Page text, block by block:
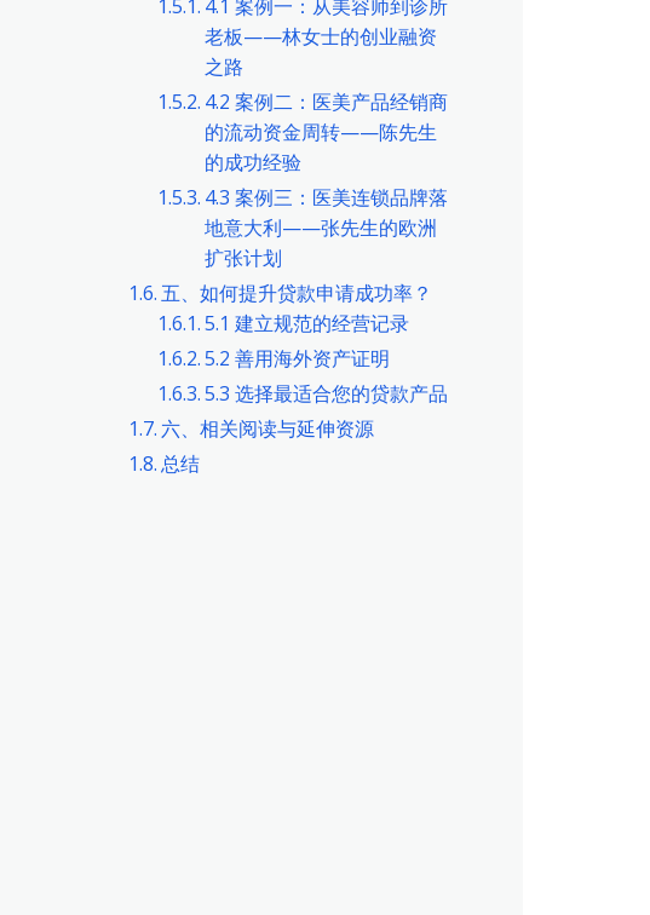
4.1 案例一：从美容师到诊所
老板——林女士的创业融资
之路
4.2 案例二：医美产品经销商
的流动资金周转——陈先生
的成功经验
4.3 案例三：医美连锁品牌落
地意大利——张先生的欧洲
扩张计划
五、如何提升贷款申请成功率？
5.1 建立规范的经营记录
5.2 善用海外资产证明
5.3 选择最适合您的贷款产品
六、相关阅读与延伸资源
总结